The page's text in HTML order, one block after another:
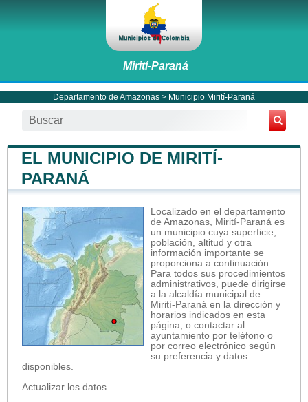
Mirití-Paraná
Departamento de Amazonas > Municipio Mirití-Paraná
EL MUNICIPIO DE MIRITÍ-
PARANÁ
Localizado en el departamento
de Amazonas, Mirití-Paraná es
un municipio cuya superficie,
población, altitud y otra
información importante se
proporciona a continuación.
Para todos sus procedimientos
administrativos, puede dirigirse
a la alcaldía municipal de
Mirití-Paraná en la dirección y
horarios indicados en esta
página, o contactar al
ayuntamiento por teléfono o
por correo electrónico según
su preferencia y datos
disponibles.
Actualizar los datos